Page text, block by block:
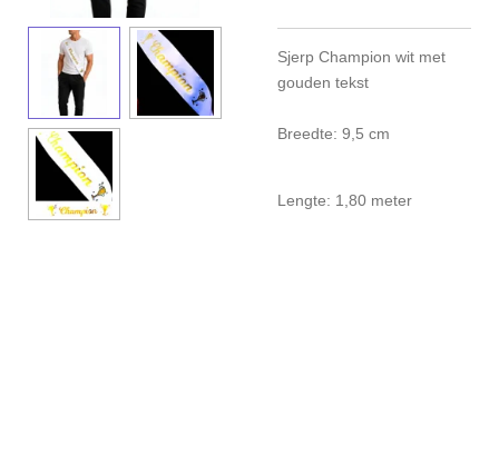
Sjerp Champion wit met
gouden tekst
Breedte: 9,5 cm
Lengte: 1,80 meter